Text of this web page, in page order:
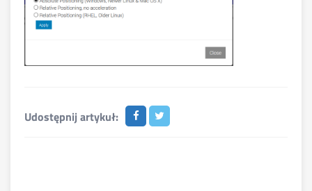
Udostępnij artykuł: